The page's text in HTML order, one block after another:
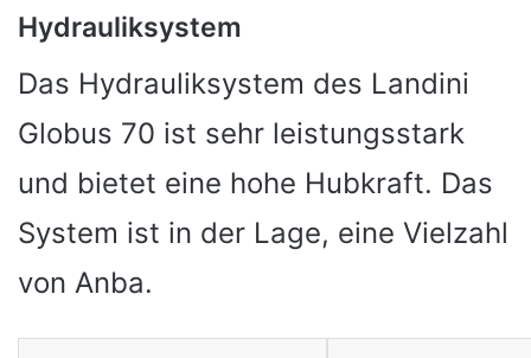
Hydrauliksystem
Das Hydrauliksystem des Landini
Globus 70 ist sehr leistungsstark
und bietet eine hohe Hubkraft. Das
System ist in der Lage, eine Vielzahl
von Anba.